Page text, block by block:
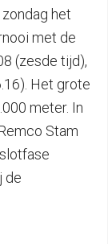
het
met de
(zesde tijd),
Het grote
meter. In
Stam
de